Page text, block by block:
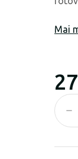
Mai